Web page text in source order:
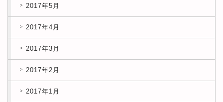
2017年5月
2017年4月
2017年3月
2017年2月
2017年1月